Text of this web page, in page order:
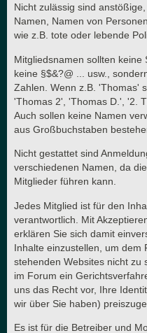
Nicht zulässig sind
Namen, Namen von
wie z.B. tote oder lebende
Mitgliedsnamen sollten keine
keine §$&?@ ... usw.,
Zahlen. Wenn z.B. 'Thomas'
'Thomas 2', 'Thomas D.', '2.
Auch sollen keine Namen
aus Großbuchstaben
Nicht gestattet sind
verschiedenen Namen, da
Mitglieder führen kann.
Jedes Mitglied ist für den
verantwortlich. Mit
erklären Sie sich damit
Inhalte einzustellen, um dem
stehenden Websites nicht zu
im Forum ein
uns das Recht vor, Ihre
wir über Sie haben)
Es ist für die Betreiber und